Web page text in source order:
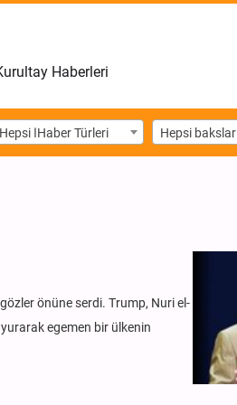
Haberleri
Hepsi اHaber Türleri Hepsi bakslar
önüne serdi. Trump, Nuri el-
egemen bir ülkenin